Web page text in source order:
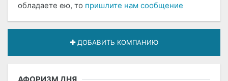
обладаете ею, то пришлите нам сообщение
ДОБАВИТЬ КОМПАНИЮ